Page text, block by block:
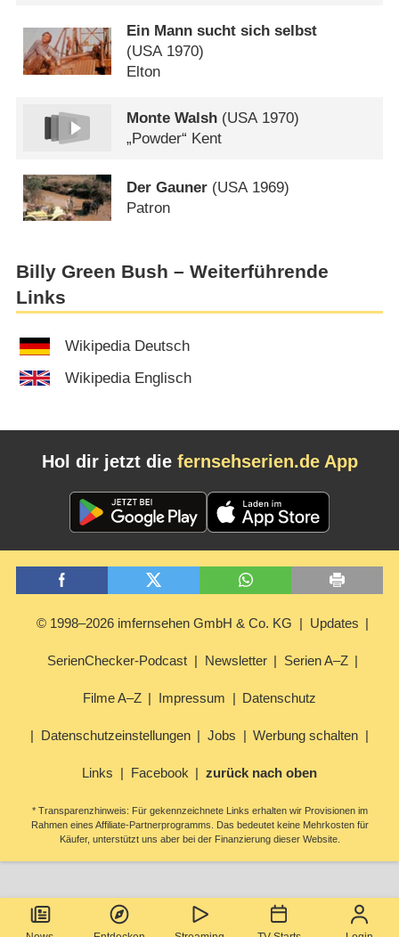
Ein Mann sucht sich selbst
(USA1970)
Elton
Monte Walsh (USA 1970)
„Powder“ Kent
Der Gauner (USA1969)
Patron
Billy Green Bush – Weiterführende
Links
Wikipedia Deutsch
Wikipedia Englisch
Hol dir jetzt die fernsehserien.de App
© 1998–2026 imfernsehen GmbH & Co. KG Updates
SerienChecker-Podcast Newsletter Serien A–Z
Filme A–Z Impressum Datenschutz
Datenschutzeinstellungen Jobs Werbung schalten
Links Facebook zurück nach oben
* Transparenzhinweis: Für gekennzeichnete Links erhalten wir Provisionen im
Rahmen eines Affiliate-Partnerprogramms. Das bedeutet keine Mehrkosten für
Käufer, unterstützt uns aber bei der Finanzierung dieser Website.